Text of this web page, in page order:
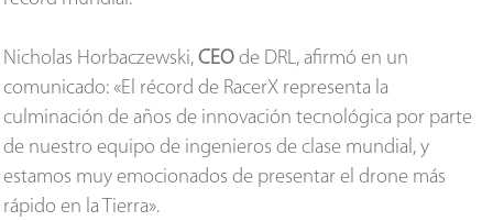
Nicholas Horbaczewski,CEO de DRL, afirmó en un
comunicado: «El récord de RacerX representa la
culminación de años de innovación tecnológica por parte
de nuestro equipo de ingenieros de clase mundial, y
estamos muy emocionados de presentar el drone más
rápido en la Tierra».